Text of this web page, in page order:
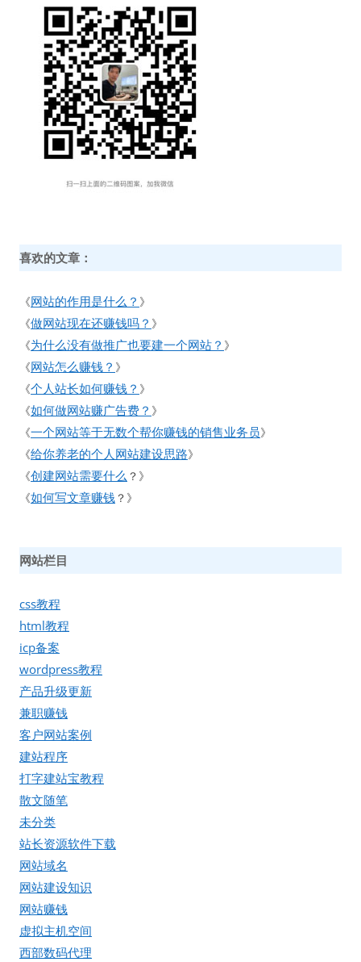
喜欢的文章：
《网站的作用是什么？ 》
《做网站现在还赚钱吗？ 》
《为什么没有做推广也要建一个网站？ 》
《网站怎么赚钱？ 》
《个人站长如何赚钱？ 》
《如何做网站赚广告费？ 》
《一个网站等于无数个帮你赚钱的销售业务员》
《给你养老的个人网站建设思路》
《创建网站需要什么 ？》
《如何写文章赚钱 ？》
网站栏目
css教程
html教程
icp备案
wordpress教程
产品升级更新
兼职赚钱
客户网站案例
建站程序
打字建站宝教程
散文随笔
未分类
站长资源软件下载
网站域名
网站建设知识
网站赚钱
虚拟主机空间
西部数码代理